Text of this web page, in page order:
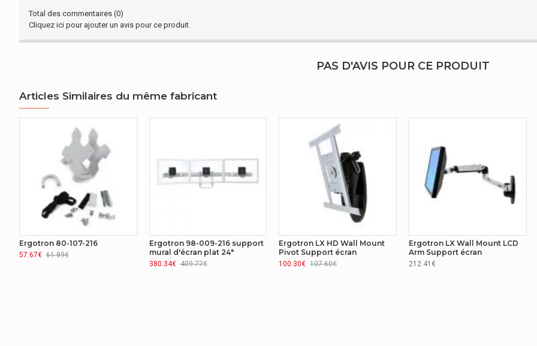
Kit de montage
Poids maximum (capacité)
Total des commentaires (0)
Cliquez ici pour ajouter un avis pour ce produit
PAS D'AVIS POUR CE PRODUIT
Articles Similaires du même fabricant
Ergotron 80-107-216
57.67€ 61.89€
Ergotron 98-009-216 support
mural d'écran plat 24"
380.34€ 409.77€
Ergotron LX HD Wall Mount
Pivot Support écran
100.30€ 107.60€
Ergotron LX Wall Mount LCD
Arm Support écran
212.41€